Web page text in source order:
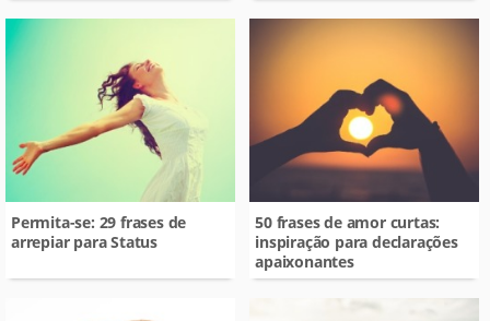
Permita-se: 29 frases de
arrepiar para Status
50 frases de amor curtas:
inspiração para declarações
apaixonantes